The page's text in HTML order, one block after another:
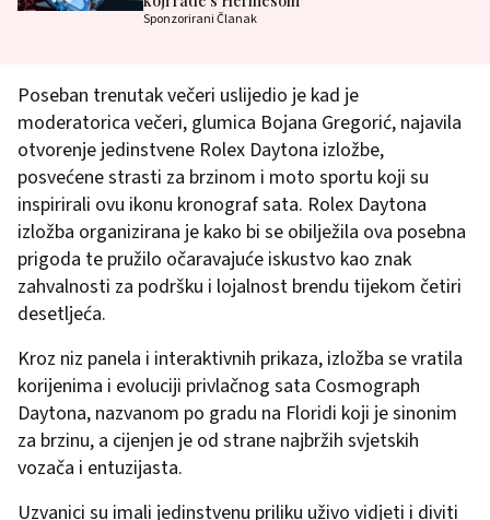
Sponzorirani Članak
Poseban trenutak večeri uslijedio je kad je
moderatorica večeri, glumica Bojana Gregorić, najavila
otvorenje jedinstvene Rolex Daytona izložbe,
posvećene strasti za brzinom i moto sportu koji su
inspirirali ovu ikonu kronograf sata. Rolex Daytona
izložba organizirana je kako bi se obilježila ova posebna
prigoda te pružilo očaravajuće iskustvo kao znak
zahvalnosti za podršku i lojalnost brendu tijekom četiri
desetljeća.
Kroz niz panela i interaktivnih prikaza, izložba se vratila
korijenima i evoluciji privlačnog sata Cosmograph
Daytona, nazvanom po gradu na Floridi koji je sinonim
za brzinu, a cijenjen je od strane najbržih svjetskih
vozača i entuzijasta.
Uzvanici su imali jedinstvenu priliku uživo vidjeti i diviti